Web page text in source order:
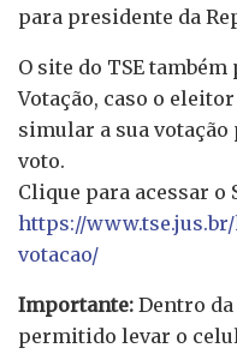
para presidente da
O site do TSE
Votação, caso o
simular a sua
voto.
Clique para acessar o
https://
votacao/
Importante: Dentro da
permitido levar o